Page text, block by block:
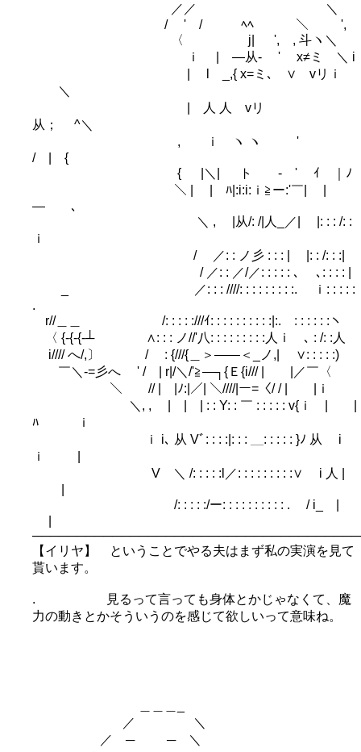
／／ ＼
/ ' / ﾍﾍ ＼ ',
〈 j| ', , 斗ヽ＼
ｉ | ―从‐ ' x≠ミ ＼ i
| l _,{ x=ミ､ ∨ vリｉ
＼
| 人 人 vリ
从； ^＼
, ｉ ヽ ヽ '
/ | {
{ |＼| ト ‐ ' ｲ ｜ﾉ
＼ | | ﾊ|:i:i:ｉ≧ー:'￣| |
― ､
＼ , |从/: /|人_／| |: : : /: :
ｉ
/ ／: : ノ彡 : : : | |: : /: : :|
/ ／: : ／/／: : : : : ､ ､: : : : |
_ ／: : : ////: : : : : : : : :. ｉ: : : : :
.
r//＿＿ /: : : : :///ｲ: : : : : : : : : :|:. : : : : : :ヽ
〈 {-{-{-┴ ∧: : : ノ//'八: : : : : : : : :人ｉ ､ : /: :人
i//// へ/,〕 /ゝ : {///{＿＞――＜_ノ,| ∨: : : : :)
￣＼-=彡へ ' / | r|/＼/'≧―┐{Ｅ{i/// | |／￣〈
￣＼ // | |ﾉ:|／| ＼////|ー=〈/ / | |ｉ
＼, , | | | : : Y: : ￣ : : : : : v{ｉ | |
ﾊ ｉ
ｉ i､ 从 Vﾞ: : : :|: : : ＿: : : : : }ﾉ 从 i
ｉ |
V ＼ /: : : : :l／: : : : : : : : :∨ i 人 |
/: : : : :/ー: : : : : : : : : : . / i_ |
【イリヤ】 ということでやる夫はまず私の実演を見て
貰います。
. 見るって言っても身体とかじゃなくて、魔
力の動きとかそういうのを感じて欲しいって意味ね。
／ ＼
／ ─ ─ ＼